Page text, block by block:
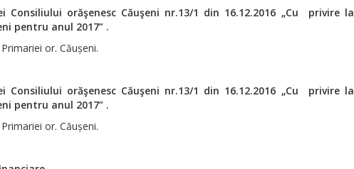
Consiliului orăşenesc Căuşeni nr.13/1 din 16.12.2016 „Cu privire la
pentru anul 2017” .
or. Căușeni.
Consiliului orăşenesc Căuşeni nr.13/1 din 16.12.2016 „Cu privire la
pentru anul 2017” .
or. Căușeni.